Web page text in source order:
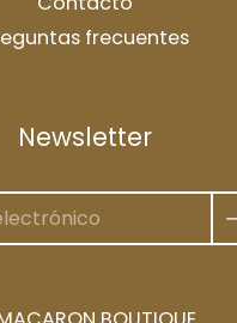
frecuentes
Newsletter